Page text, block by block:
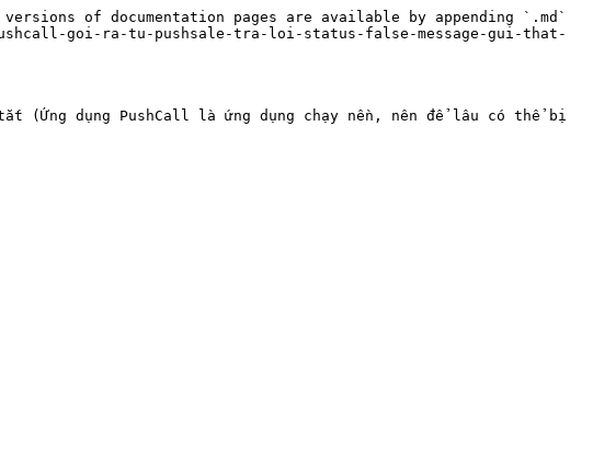
of documentation pages are available by appending `.md`
goi-ra-tu-pushsale-tra-loi-status-false-message-gui-that-
(Ứng dụng PushCall là ứng dụng chạy nền, nên để lâu có thể bị